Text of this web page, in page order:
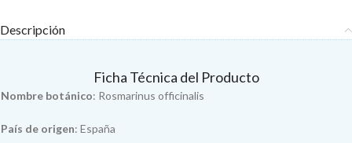
Descripción
Ficha Técnica del Producto
Nombre botánico: Rosmarinus officinalis
País de origen: España